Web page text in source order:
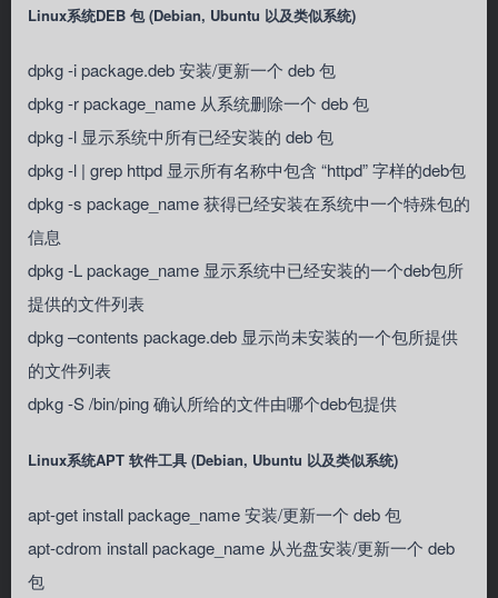
Linux系统DEB 包 (Debian, Ubuntu 以及类似系统)
dpkg -i package.deb 安装/更新一个 deb 包
dpkg -r package_name 从系统删除一个 deb 包
dpkg -l 显示系统中所有已经安装的 deb 包
dpkg -l | grep httpd 显示所有名称中包含 “httpd” 字样的deb包
dpkg -s package_name 获得已经安装在系统中一个特殊包的
信息
dpkg -L package_name 显示系统中已经安装的一个deb包所
提供的文件列表
dpkg –contents package.deb 显示尚未安装的一个包所提供
的文件列表
dpkg -S /bin/ping 确认所给的文件由哪个deb包提供
Linux系统APT 软件工具 (Debian, Ubuntu 以及类似系统)
apt-get install package_name 安装/更新一个 deb 包
apt-cdrom install package_name 从光盘安装/更新一个 deb
包